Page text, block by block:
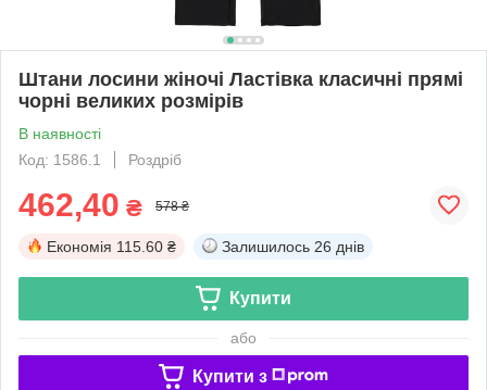
Штани лосини жіночі Ластівка класичні прямі
чорні великих розмірів
В наявності
Код: 1586.1
Роздріб
462,40 ₴ 578 ₴
Економія 115.60 ₴ Залишилось 26 днів
Купити
або
Купити з